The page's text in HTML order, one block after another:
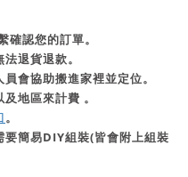
認您的訂單。
退貨退款。
會協助搬進家裡並定位。
地區來計費 。
。
簡易DIY組裝(皆會附上組裝